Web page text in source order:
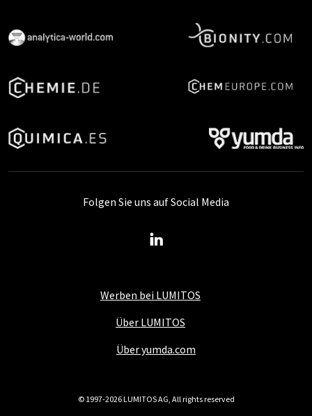
Werben bei LUMITOS
Über LUMITOS
Über yumda.com
Folgen Sie uns auf Social Media
© 1997-2026 LUMITOS AG, All rights reserved